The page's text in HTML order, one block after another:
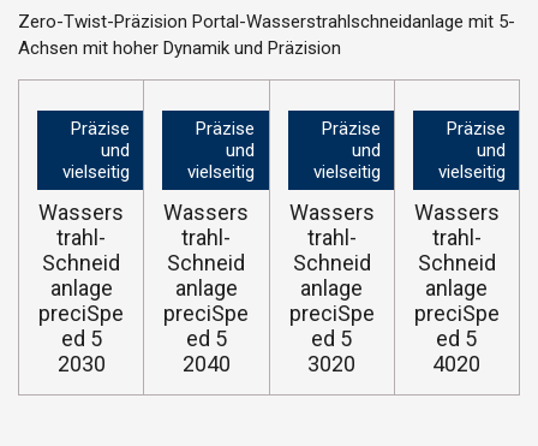
Zero-Twist-Präzision Portal-Wasserstrahlschneidanlage mit 5-
Achsen mit hoher Dynamik und Präzision
Präzise
und
vielseitig
Wassers
trahl-
Schneid
anlage
preciSpe
ed 5
2030
Präzise
und
vielseitig
Wassers
trahl-
Schneid
anlage
preciSpe
ed 5
2040
Präzise
und
vielseitig
Wassers
trahl-
Schneid
anlage
preciSpe
ed 5
3020
Präzise
und
vielseitig
Wassers
trahl-
Schneid
anlage
preciSpe
ed 5
4020